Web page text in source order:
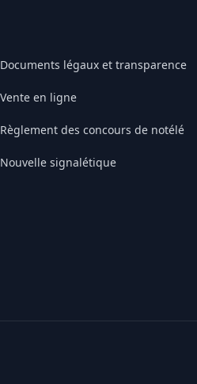
Documents légaux et transparence
Vente en ligne
Règlement des concours de notélé
Nouvelle signalétique